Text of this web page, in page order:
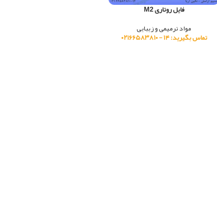
فایل روتاری M2
مواد ترمیمی و زیبایی
تماس بگیرید: ۱۴ - ۰۲۱۶۶۵۸۳۸۱۰